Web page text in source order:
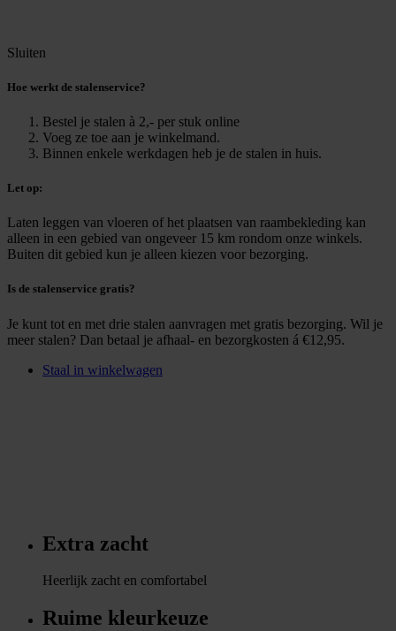
Sluiten
Hoe werkt de stalenservice?
Bestel je stalen à 2,- per stuk online
Voeg ze toe aan je winkelmand.
Binnen enkele werkdagen heb je de stalen in huis.
Let op:
Laten leggen van vloeren of het plaatsen van raambekleding kan
alleen in een gebied van ongeveer 15 km rondom onze winkels.
Buiten dit gebied kun je alleen kiezen voor bezorging.
Is de stalenservice gratis?
Je kunt tot en met drie stalen aanvragen met gratis bezorging. Wil je
meer stalen? Dan betaal je afhaal- en bezorgkosten á €12,95.
Staal in winkelwagen
Extra zacht
Heerlijk zacht en comfortabel
Ruime kleurkeuze